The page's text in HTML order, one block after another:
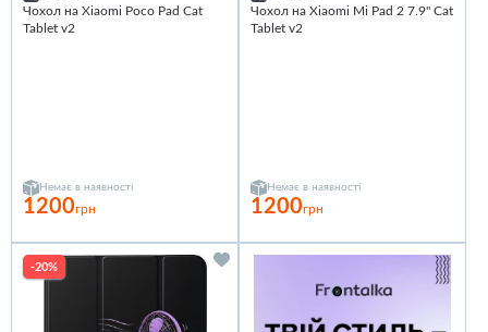
Чохол на Xiaomi Poco Pad Cat
Tablet v2
Немає в наявності
1200грн
Чохол на Xiaomi Mi Pad 2 7.9" Cat
Tablet v2
Немає в наявності
1200грн
-20%